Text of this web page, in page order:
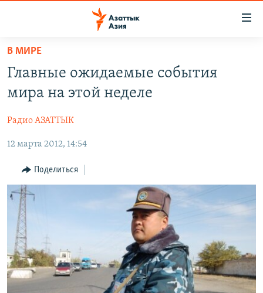
Вернуться
основному
содержанию
Вернутся
навигации
Вернутся
поиску
УЗБЕКИСТАН
ТАДЖИКИСТАН
ВОЙНА В УКРАИНЕ
НА ДРУГИХ ЯЗЫКАХ
ҚАЗАҚША
КЫРГЫЗЧА
ЎЗБЕКЧА
ТОҶИКӢ
TÜRKMENÇE
Все сайты РСЕ/РС
В МИРЕ
Главные ожидаемые события
мира на этой неделе
Радио АЗАТТЫК
12 марта 2012, 14:54
Поделиться